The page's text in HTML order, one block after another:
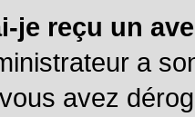
je reçu un
a
avez